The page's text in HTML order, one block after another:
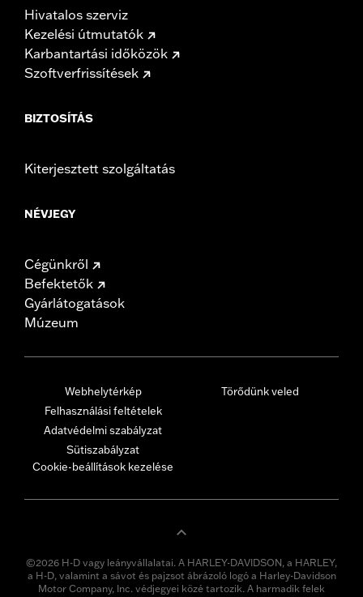
Hivatalos szerviz
Kezelési útmutatók
Karbantartási időközök
Szoftverfrissítések
BIZTOSÍTÁS
Kiterjesztett szolgáltatás
NÉVJEGY
Cégünkről
Befektetők
Gyárlátogatások
Múzeum
Webhelytérkép
Felhasználási feltételek
Adatvédelmi szabályzat
Sütiszabályzat
Cookie-beállítások kezelése
Törődünk veled
©2026 H-D vagy leányvállalatai. A HARLEY-DAVIDSON, a HARLEY,
a H-D, valamint a sávot és pajzsot ábrázoló logó a Harley-Davidson
Motor Company, Inc. védjegyei közé tartozik. A harmadik felek